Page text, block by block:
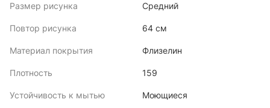
Размер рисунка Средний
Повтор рисунка 64 см
Материал покрытия Флизелин
Плотность 159
Устойчивость к мытью Моющиеся